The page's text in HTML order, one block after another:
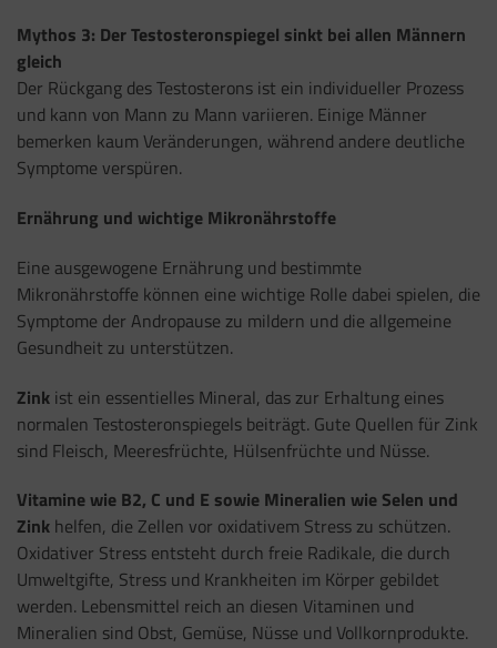
Mythos 3: Der Testosteronspiegel sinkt bei allen Männern
gleich
Der Rückgang des Testosterons ist ein individueller Prozess
und kann von Mann zu Mann variieren. Einige Männer
bemerken kaum Veränderungen, während andere deutliche
Symptome verspüren.
Ernährung und wichtige Mikronährstoffe
Eine ausgewogene Ernährung und bestimmte
Mikronährstoffe können eine wichtige Rolle dabei spielen, die
Symptome der Andropause zu mildern und die allgemeine
Gesundheit zu unterstützen.
Zink ist ein essentielles Mineral, das zur Erhaltung eines
normalen Testosteronspiegels beiträgt. Gute Quellen für Zink
sind Fleisch, Meeresfrüchte, Hülsenfrüchte und Nüsse.
Vitamine wie B2, C und E sowie Mineralien wie Selen und
Zink helfen, die Zellen vor oxidativem Stress zu schützen.
Oxidativer Stress entsteht durch freie Radikale, die durch
Umweltgifte, Stress und Krankheiten im Körper gebildet
werden. Lebensmittel reich an diesen Vitaminen und
Mineralien sind Obst, Gemüse, Nüsse und Vollkornprodukte.